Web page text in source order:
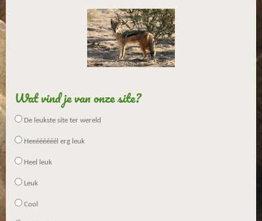
Wat vind je van onze site?
De leukste site ter wereld
Heeéééééél erg leuk
Heel leuk
Leuk
Cool